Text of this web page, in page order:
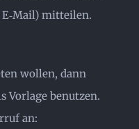
mitteilen.
wollen, dann
Vorlage benutzen.
an: